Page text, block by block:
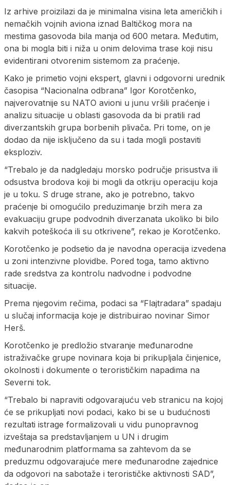
Iz arhive proizilazi da je minimalna visina leta američkih i
nemačkih vojnih aviona iznad Baltičkog mora na
mestima gasovoda bila manja od 600 metara. Međutim,
ona bi mogla biti i niža u onim delovima trase koji nisu
evidentirani otvorenim sistemom za praćenje.
Kako je primetio vojni ekspert, glavni i odgovorni urednik
časopisa “Nacionalna odbrana” Igor Korotčenko,
najverovatnije su NATO avioni u junu vršili praćenje i
analizu situacije u oblasti gasovoda da bi pratili rad
diverzantskih grupa borbenih plivača. Pri tome, on je
dodao da nije isključeno da su i tada mogli postaviti
eksploziv.
“Trebalo je da nadgledaju morsko područje prisustva ili
odsustva brodova koji bi mogli da otkriju operaciju koja
je u toku. S druge strane, ako je potrebno, takvo
praćenje bi omogućilo preduzimanje brzih mera za
evakuaciju grupe podvodnih diverzanata ukoliko bi bilo
kakvih poteškoća ili su otkrivene”, rekao je Korotčenko.
Korotčenko je podsetio da je navodna operacija izvedena
u zoni intenzivne plovidbe. Pored toga, tamo aktivno
rade sredstva za kontrolu nadvodne i podvodne
situacije.
Prema njegovim rečima, podaci sa “Flajtradara” spadaju
u slučaj informacija koje je distribuirao novinar Simor
Herš.
Korotčenko je predložio stvaranje međunarodne
istraživačke grupe novinara koja bi prikupljala činjenice,
okolnosti i dokumente o terorističkim napadima na
Severni tok.
“Trebalo bi napraviti odgovarajuću veb stranicu na kojoj
će se prikupljati novi podaci, kako bi se u budućnosti
rezultati istrage formalizovali u vidu punopravnog
izveštaja sa predstavljanjem u UN i drugim
međunarodnim platformama sa zahtevom da se
preduzmu odgovarajuće mere međunarodne zajednice
da odgovori na sabotaže i terorističke aktivnosti SAD”,